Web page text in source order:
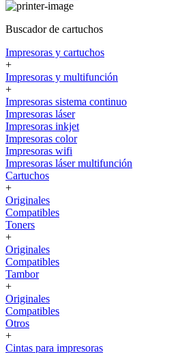
Buscador de cartuchos
Impresoras y cartuchos
+
Impresoras y multifunción
+
Impresoras sistema continuo
Impresoras láser
Impresoras inkjet
Impresoras color
Impresoras wifi
Impresoras láser multifunción
Cartuchos
+
Originales
Compatibles
Toners
+
Originales
Compatibles
Tambor
+
Originales
Compatibles
Otros
+
Cintas para impresoras